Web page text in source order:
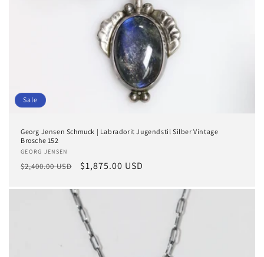
Sale
Georg Jensen Schmuck | Labradorit Jugendstil Silber Vintage
Brosche 152
Anbieter:
GEORG JENSEN
Normaler
$2,400.00 USD Verkaufspreis
$1,875.00 USD